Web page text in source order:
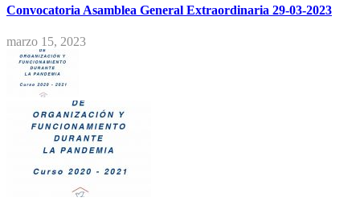
Convocatoria Asamblea General Extraordinaria 29-03-2023
marzo 15, 2023